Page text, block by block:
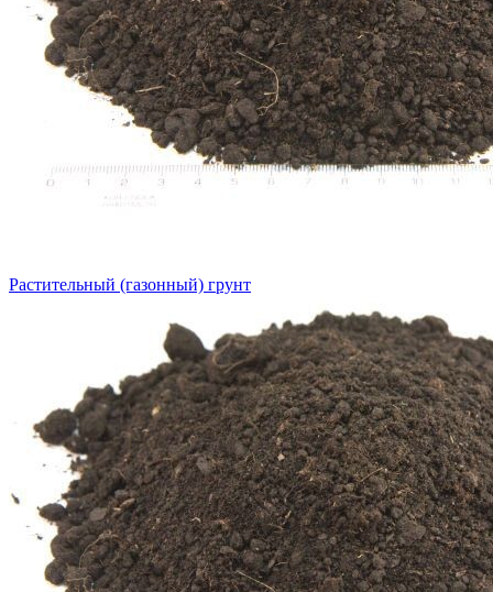
Растительный (газонный) грунт